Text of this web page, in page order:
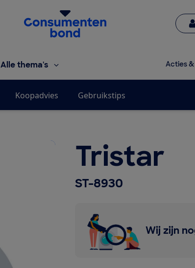
Homepage van de Consumentenbond
Alle thema's Acties
Koopadvies Gebruikstips
Tristar
ST-8930
Wij zijn